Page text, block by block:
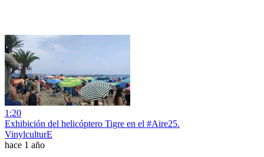
1:20
Exhibición del helicóptero Tigre en el #Aire25.
VinylculturE
hace 1 año